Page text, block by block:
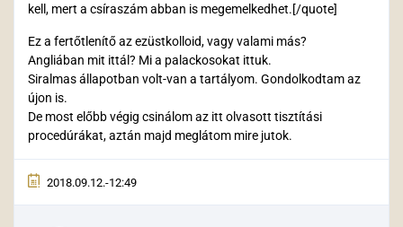
kell, mert a csíraszám abban is megemelkedhet.[/quote]
Ez a fertőtlenítő az ezüstkolloid, vagy valami más?
Angliában mit ittál? Mi a palackosokat ittuk.
Siralmas állapotban volt-van a tartályom. Gondolkodtam az
újon is.
De most előbb végig csinálom az itt olvasott tisztítási
procedúrákat, aztán majd meglátom mire jutok.
2018.09.12.-12:49